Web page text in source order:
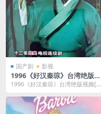
国产剧 影视
1996《好汉秦琼》台湾绝版视
频[MP4/7GB]云网盘下载
1996《好汉秦琼》台湾绝版视频[M
理，云网...